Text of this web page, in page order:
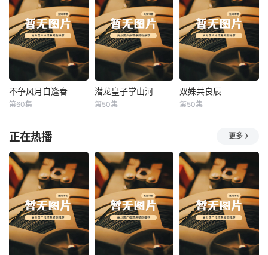
不争风月自逢春
不争风月自逢春
第60集
潜龙皇子掌山河
潜龙皇子掌山河
第50集
双姝共良辰
双姝共良辰
第50集
正在热播 更多